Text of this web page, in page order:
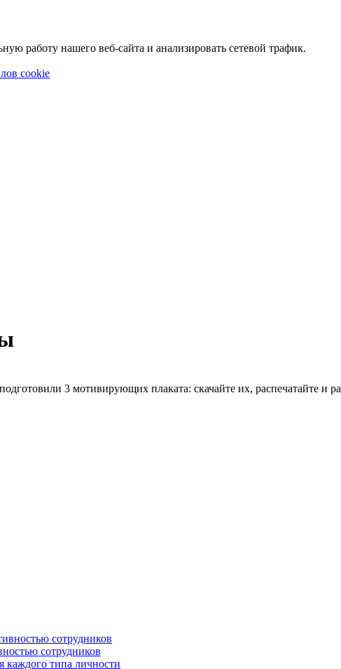
работу нашего веб-сайта и анализировать сетевой трафик.
cookie
3 мотивирующих плаката: скачайте их, распечатайте и
сотрудников